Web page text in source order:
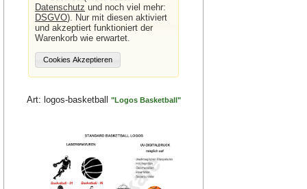
Datenschutz und noch viel mehr:
DSGVO). Nur mit diesen aktiviert
und akzeptiert funktioniert der
Warenkorb wie erwartet.
Art: logos-basketball "Logos Basketball"